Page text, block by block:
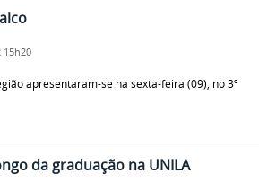
15h20
apresentaram-se na sexta-feira (09), no 3º
da graduação na UNILA